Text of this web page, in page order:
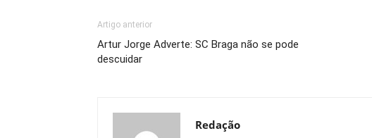
Artigo anterior
Artur Jorge Adverte: SC Braga não se pode
descuidar
Redação